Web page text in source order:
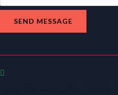
SEND MESSAGE